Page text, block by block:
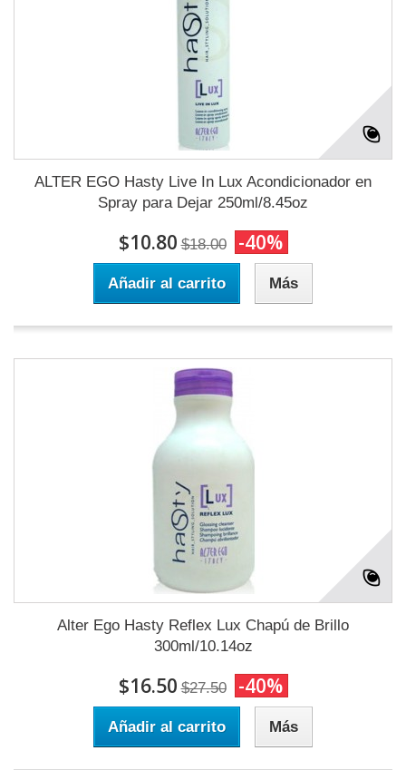
ALTER EGO Hasty Live In Lux Acondicionador en
Spray para Dejar 250ml/8.45oz
$10.80 $18.00 -40%
Añadir al carrito Más
Alter Ego Hasty Reflex Lux Chapú de Brillo
300ml/10.14oz
$16.50 $27.50 -40%
Añadir al carrito Más